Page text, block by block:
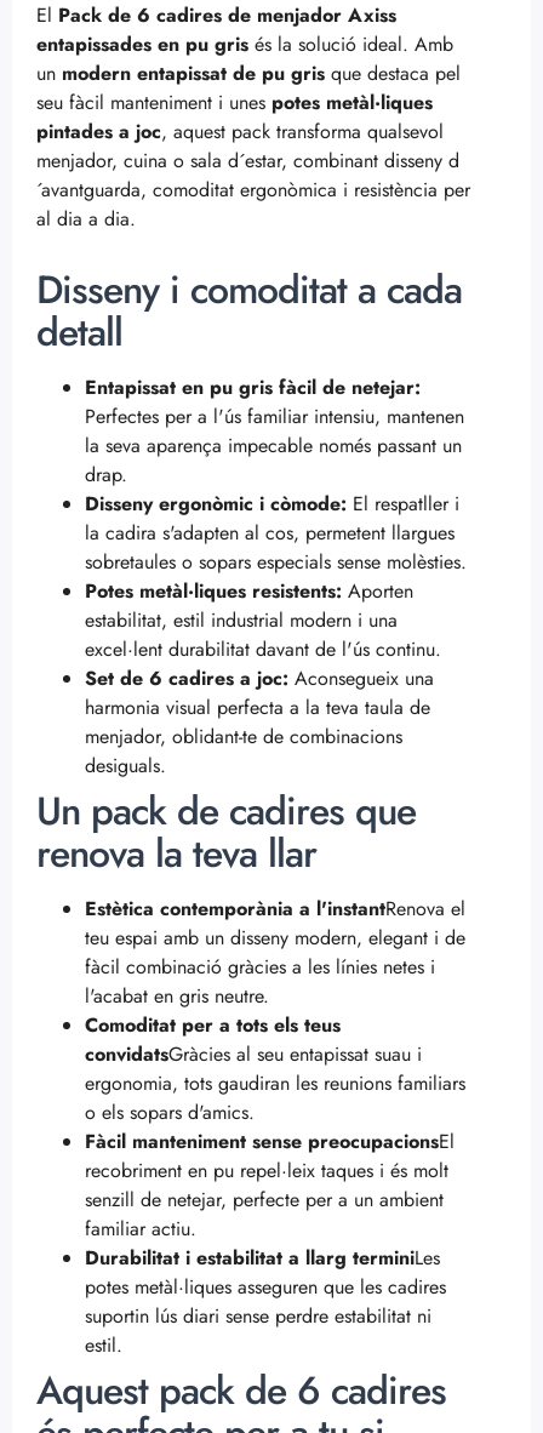
El Pack de 6 cadires de menjador Axiss
entapissades en pu gris és la solució ideal. Amb
un modern entapissat de pu gris que destaca pel
seu fàcil manteniment i unes potes metàl·liques
pintades a joc, aquest pack transforma qualsevol
menjador, cuina o sala d´estar, combinant disseny d
´avantguarda, comoditat ergonòmica i resistència per
al dia a dia.
Disseny i comoditat a cada
detall
Entapissat en pu gris fàcil de netejar:
Perfectes per a l'ús familiar intensiu, mantenen
la seva aparença impecable només passant un
drap.
Disseny ergonòmic i còmode: El respatller i
la cadira s'adapten al cos, permetent llargues
sobretaules o sopars especials sense molèsties.
Potes metàl·liques resistents: Aporten
estabilitat, estil industrial modern i una
excel·lent durabilitat davant de l'ús continu.
Set de 6 cadires a joc: Aconsegueix una
harmonia visual perfecta a la teva taula de
menjador, oblidant-te de combinacions
desiguals.
Un pack de cadires que
renova la teva llar
Estètica contemporània a l'instantRenova el
teu espai amb un disseny modern, elegant i de
fàcil combinació gràcies a les línies netes i
l'acabat en gris neutre.
Comoditat per a tots els teus
convidatsGràcies al seu entapissat suau i
ergonomia, tots gaudiran les reunions familiars
o els sopars d'amics.
Fàcil manteniment sense preocupacionsEl
recobriment en pu repel·leix taques i és molt
senzill de netejar, perfecte per a un ambient
familiar actiu.
Durabilitat i estabilitat a llarg terminiLes
potes metàl·liques asseguren que les cadires
suportin lús diari sense perdre estabilitat ni
estil.
Aquest pack de 6 cadires